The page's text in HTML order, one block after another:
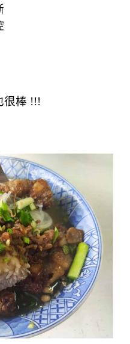
很棒 !!!